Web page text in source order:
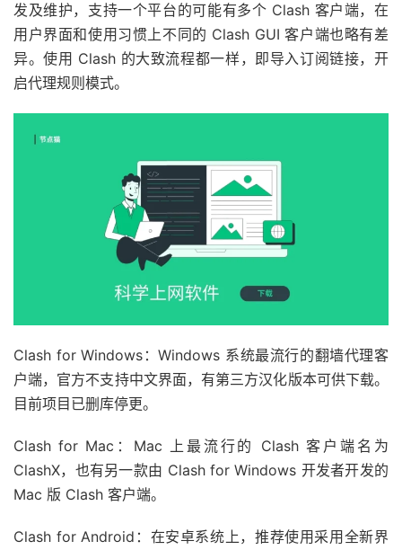
发及维护，支持一个平台的可能有多个 Clash 客户端，在
用户界面和使用习惯上不同的 Clash GUI 客户端也略有差
异。使用 Clash 的大致流程都一样，即导入订阅链接，开
启代理规则模式。
Clash for Windows：Windows 系统最流行的翻墙代理客
户端，官方不支持中文界面，有第三方汉化版本可供下载。
目前项目已删库停更。
Clash for Mac：Mac 上最流行的 Clash 客户端名为
ClashX，也有另一款由 Clash for Windows 开发者开发的
Mac 版 Clash 客户端。
Clash for Android：在安卓系统上，推荐使用采用全新界